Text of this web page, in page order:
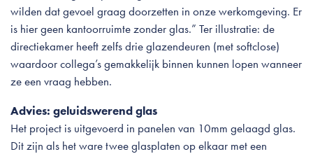
wilden dat gevoel graag doorzetten in onze werkomgeving. Er
is hier geen kantoorruimte zonder glas.” Ter illustratie: de
directiekamer heeft zelfs drie glazendeuren (met softclose)
waardoor collega’s gemakkelijk binnen kunnen lopen wanneer
ze een vraag hebben.
Advies: geluidswerend glas
Het project is uitgevoerd in panelen van 10mm gelaagd glas.
Dit zijn als het ware twee glasplaten op elkaar met een